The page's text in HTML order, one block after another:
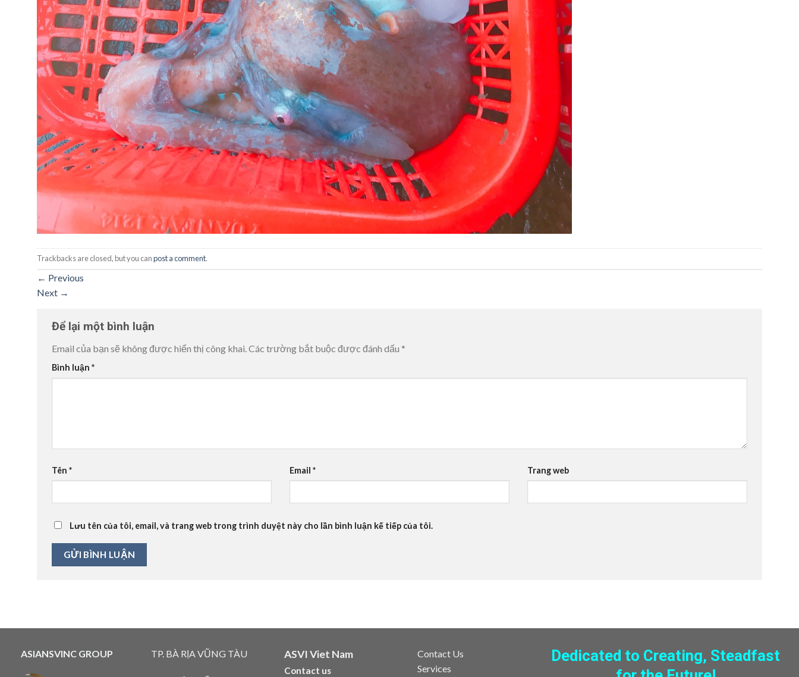
Trackbacks are closed, but you canpost a comment.
← Previous
Next →
Để lại một bình luận
Email của bạn sẽ không được hiển thị công khai.Các trường bắt buộc được đánh dấu *
Bình luận *
Tên * Email * Trang web
Lưu tên của tôi, email, và trang web trong trình duyệt này cho lần bình luận kế tiếp của tôi.
ASIANSVINC GROUP TP. BÀ RỊA VŨNG TÀU ASVI Viet Nam
Contact us
Contact Us
Services
Dedicated to Creating, Steadfast